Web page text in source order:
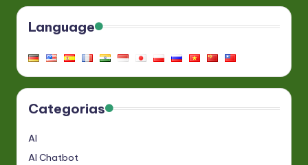
Language
Categorias
AI
AI Chatbot